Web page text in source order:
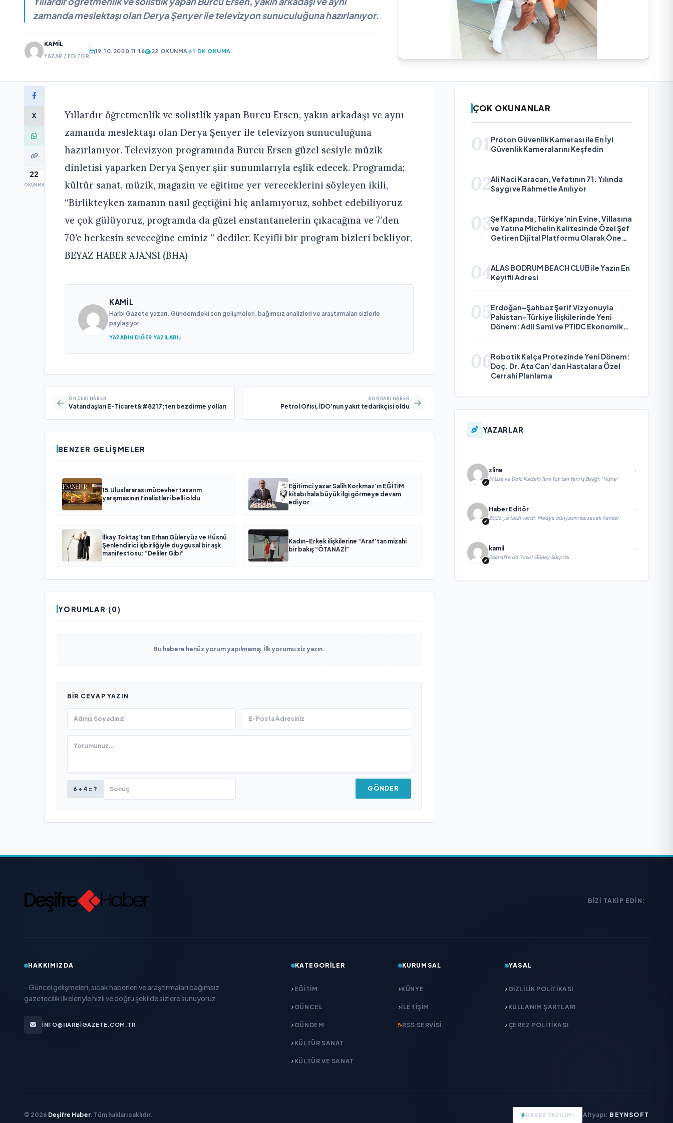
zamanda meslektaşı olan Derya Şenyer ile televizyon sunuculuğuna hazırlanıyor.
KAMIL
YAZAR / EDITÖR
19.10.2020 11:16 22 OKUNMA 1 DK OKUMA
X
22
OKUNMA
Yıllardır öğretmenlik ve solistlik yapan Burcu Ersen, yakın arkadaşı ve aynı
zamanda meslektaşı olan Derya Şenyer ile televizyon sunuculuğuna
hazırlanıyor. Televizyon programında Burcu Ersen güzel sesiyle müzik
dinletisi yaparken Derya Şenyer şiir sunumlarıyla eşlik edecek. Programda;
kültür sanat, müzik, magazin ve eğitime yer vereceklerini söyleyen ikili,
“Birlikteyken zamanın nasıl geçtiğini hiç anlamıyoruz, sohbet edebiliyoruz
ve çok gülüyoruz, programda da güzel enstantanelerin çıkacağına ve 7’den
70’e herkesin seveceğine eminiz ” dediler. Keyifli bir program bizleri bekliyor.
BEYAZ HABER AJANSI (BHA)
KAMIL
Harbi Gazete yazarı. Gündemdeki son gelişmeleri, bağımsız analizleri ve araştırmaları sizlerle
paylaşıyor.
YAZARIN DIĞER YAZILARI
ÖNCEKI HABER
Vatandaşları E-Ticaret&#8217;ten bezdirme yolları
SONRAKI HABER
Petrol Ofisi, İDO’nun yakıt tedarikçisi oldu
BENZER GELIŞMELER
15.Uluslararası mücevher tasarım
yarışmasının finalistleri belli oldu
Eğitimci yazar Salih Korkmaz’ın EĞİTİM
kitabı hala büyük ilgi görmeye devam
ediyor
İlkay Toktaş’tan Erhan Güleryüz ve Hüsnü
Şenlendirici işbirliğiyle duygusal bir aşk
manifestosu: “Deliler Gibi”
Kadın-Erkek ilişkilerine “Araf’tan mizahi
bir bakış “ÖTANAZİ”
YORUMLAR (0)
Bu habere henüz yorum yapılmamış. İlk yorumu siz yazın.
BIR CEVAP YAZIN
6 + 4 = ? GÖNDER
ÇOK OKUNANLAR
01 Proton Güvenlik Kamerası ile En İyi
Güvenlik Kameralarını Keşfedin
02Ali Naci Karacan, Vefatının 71. Yılında
Saygı ve Rahmetle Anılıyor
03ŞefKapında, Türkiye’nin Evine, Villasına
ve Yatına Michelin Kalitesinde Özel Şef
Getiren Dijital Platformu Olarak Öne
04ALAS BODRUM BEACH CLUB ile Yazın En
Keyifli Adresi
05Erdoğan–Şahbaz Şerif Vizyonuyla
Pakistan–Türkiye İlişkilerinde Yeni
Dönem: Adil Sami ve PTIDC Ekonomik
06Robotik Kalça Protezinde Yeni Dönem:
Doç. Dr. Ata Can’dan Hastalara Özel
Cerrahi Planlama
YAZARLAR
zline
M Lisa ve Dolu Kadehi Ters Tut’tan Yeni İş Birliği: “Vişne”
Haber Editör
2026’ya tarih verdi; Medya dünyasını sarsacak hamle!
kamil
Palmalife’da Yusuf Güney Sürprizi
BIZI TAKIP EDIN:
HAKKIMIZDA
- Güncel gelişmeleri, sıcak haberleri ve araştırmaları bağımsız
gazetecilik ilkeleriyle hızlı ve doğru şekilde sizlere sunuyoruz.
INFO@HARBIGAZETE.COM.TR
KATEGORILER
EĞITIM
GÜNCEL
GÜNDEM
KÜLTÜR SANAT
KÜLTÜR VE SANAT
KURUMSAL
KÜNYE
İLETIŞIM
RSS SERVISI
YASAL
GIZLILIK POLITIKASI
KULLANIM ŞARTLARI
ÇEREZ POLITIKASI
© 2026 Deşifre Haber. Tüm hakları saklıdır. HABER YAZILIMI Altyapı: BEYNSOFT